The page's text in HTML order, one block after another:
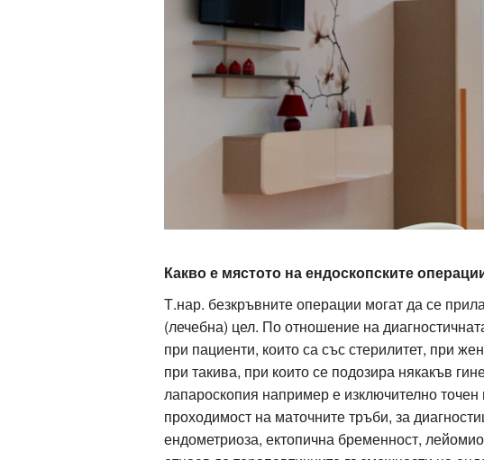
Какво е мястото на ендоскопските
Т.нар. безкръвните операции могат да се
(лечебна) цел. По отношение на
при пациенти, които са със стерилитет, при
при такива, при които се подозира някакъв
лапароскопия например е изключително
проходимост на маточните тръби, за
ендометриоза, ектопична бременност,